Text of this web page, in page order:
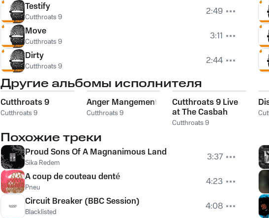
Testify
Cutthroats 9
2:49
Move
Cutthroats 9
3:11
Dirty
Cutthroats 9 2:44
Другие альбомы исполнителя
Cutthroats 9
Cutthroats 9
Anger Mangement
Cutthroats 9
Cutthroats 9 Live
at The Casbah
04/05/2004
Cutthroats 9
Похожие треки
Proud Sons Of A Magnanimous Land
Sika Redem
3:37
A coup de couteau denté
Pneu
4:23
Circuit Breaker (BBC Session)
Blacklisted
4:08